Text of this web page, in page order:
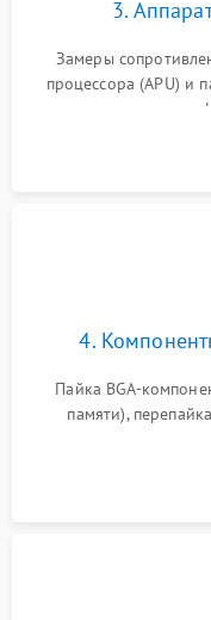
3.
Замеры
процессора (APU) и
микросхем
4.
Пайка BGA-
памяти),
контроллеров
неисправного